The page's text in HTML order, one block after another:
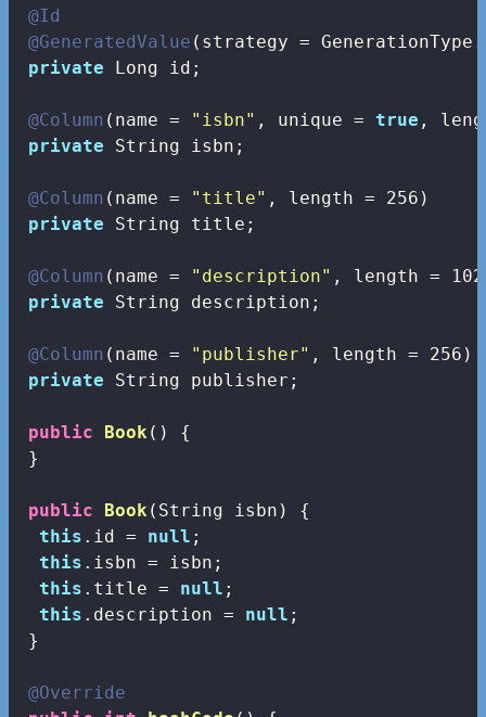
@Id
@GeneratedValue (strategy =
private Long id;
@Column (name = "isbn" , unique = true ,
private String isbn;
@Column (name = "title" , length = 256 )
private String title;
@Column (name = "description" , length =
private String description;
@Column (name = "publisher" , length = 256 )
private String publisher;
public Book ()
{
}
public Book (String isbn)
{
this .id = null ;
this .isbn = isbn;
this .title = null ;
this .description = null ;
}
@Override